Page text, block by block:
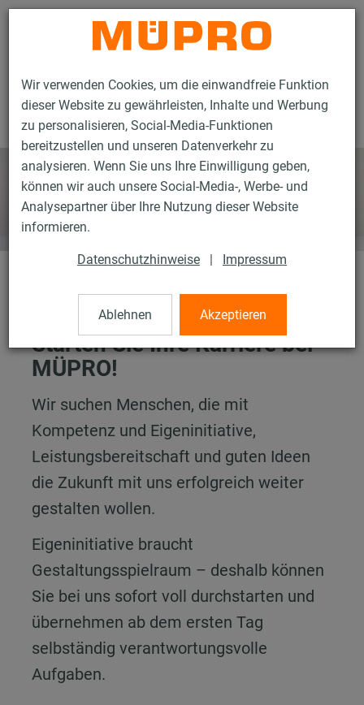
Wir verwenden Cookies, um die einwandfreie Funktion
dieser Website zu gewährleisten, Inhalte und Werbung
zu personalisieren, Social-Media-Funktionen
bereitzustellen und unseren Datenverkehr zu
analysieren. Wenn Sie uns Ihre Einwilligung geben,
können wir auch unsere Social-Media-, Werbe- und
Analysepartner über Ihre Nutzung dieser Website
informieren.
Datenschutzhinweise | Impressum
Ablehnen Akzeptieren
Kontakt
Karriere
Starten Sie Ihre Karriere bei
MÜPRO!
Wir suchen Menschen, die mit
Kompetenz und Eigeninitiative,
Leistungsbereitschaft und guten Ideen
die Zukunft mit uns erfolgreich weiter
gestalten wollen.
Eigeninitiative braucht
Gestaltungsspielraum – deshalb können
Sie bei uns sofort voll durchstarten und
übernehmen ab dem ersten Tag
selbständig verantwortungsvolle
Aufgaben.